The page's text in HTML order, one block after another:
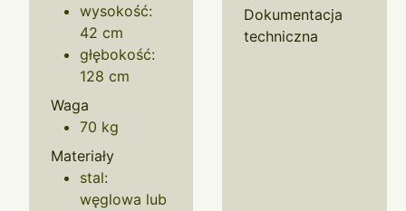
wysokość:
42 cm
głębokość:
128 cm
Waga
70 kg
Materiały
stal:
węglowa lub
Dokumentacja
techniczna